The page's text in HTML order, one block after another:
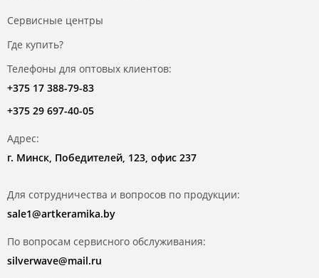
Сервисные центры
Где купить?
Телефоны для оптовых клиентов:
+375 17 388-79-83
+375 29 697-40-05
Адрес:
г. Минск, Победителей, 123, офис 237
Для сотрудничества и вопросов по продукции:
sale1@artkeramika.by
По вопросам сервисного обслуживания:
silverwave@mail.ru